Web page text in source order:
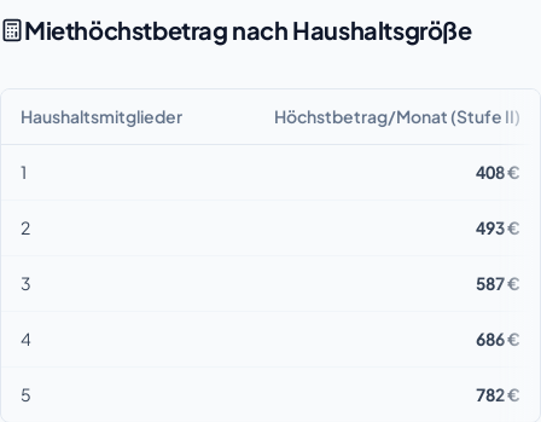
Miethöchstbetrag nach Haushaltsgröße
Haushaltsmitglieder Höchstbetrag/Monat (Stufe II)
1 408 €
2 493 €
3 587 €
4 686 €
5 782 €